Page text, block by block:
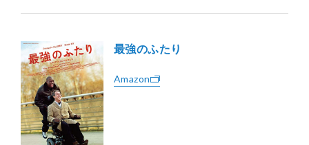
最強のふたり
Amazon